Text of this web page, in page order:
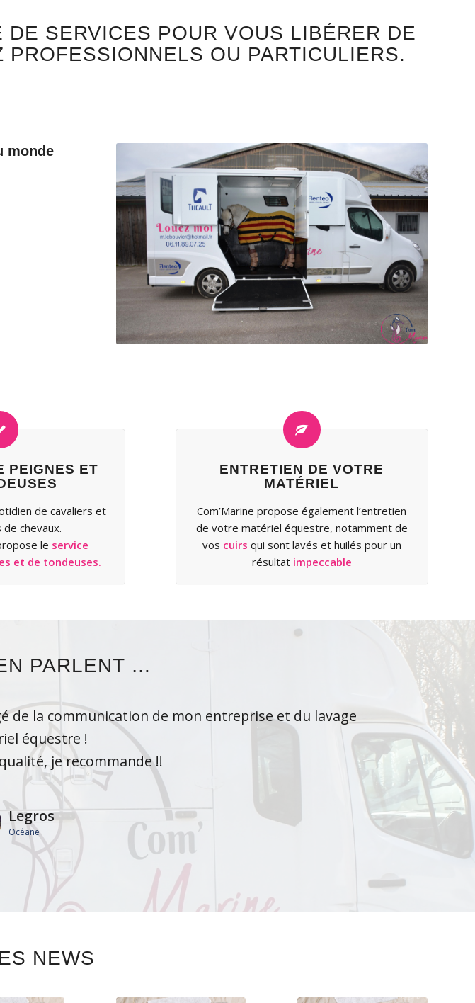
DE SERVICES POUR VOUS LIBÉRER DE
OU PARTICULIERS.
monde
PEIGNES ET
de cavaliers et
chevaux.
le service
et de tondeuses.
ENTRETIEN DE VOTRE
MATÉRIEL
Com’Marine propose également l’entretien
de votre matériel équestre, notamment de
vos cuirs qui sont lavés et huilés pour un
résultat impeccable
PARLENT …
de la communication de mon entreprise et du lavage
équestre !
je recommande !!
Legros
Océane
de mes couvertures et de mes cuirs
qui est imbattable
et minutieuse.
faire confiance
LC
Sophie